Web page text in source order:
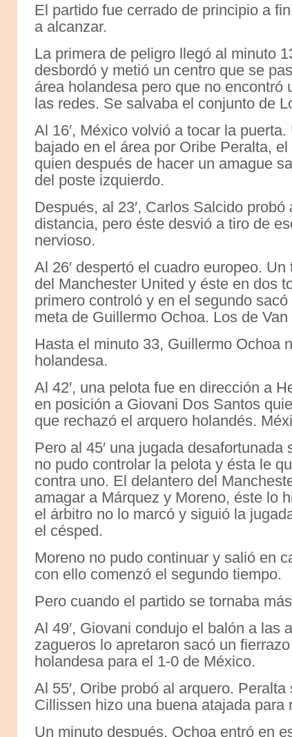
El partido fue cerrado de principio a
a alcanzar.
La primera de peligro llegó al minuto
desbordó y metió un centro que se
área holandesa pero que no
las redes. Se salvaba el conjunto de
Al 16′, México volvió a tocar la
bajado en el área por Oribe Peralta,
quien después de hacer un amague
del poste izquierdo.
Después, al 23′, Carlos Salcido
distancia, pero éste desvió a tiro de
nervioso.
Al 26′ despertó el cuadro europeo.
del Manchester United y éste en dos
primero controló y en el segundo
meta de Guillermo Ochoa. Los de
Hasta el minuto 33, Guillermo Ochoa
holandesa.
Al 42′, una pelota fue en dirección a
en posición a Giovani Dos Santos
que rechazó el arquero holandés.
Pero al 45′ una jugada
no pudo controlar la pelota y ésta le
contra uno. El delantero del
amagar a Márquez y Moreno, éste lo
el árbitro no lo marcó y siguió la
el césped.
Moreno no pudo continuar y salió en
con ello comenzó el segundo tiempo.
Pero cuando el partido se tornaba
Al 49′, Giovani condujo el balón a las
zagueros lo apretaron sacó un
holandesa para el 1-0 de México.
Al 55′, Oribe probó al arquero.
Cillissen hizo una buena atajada
Un minuto después, Ochoa entró en